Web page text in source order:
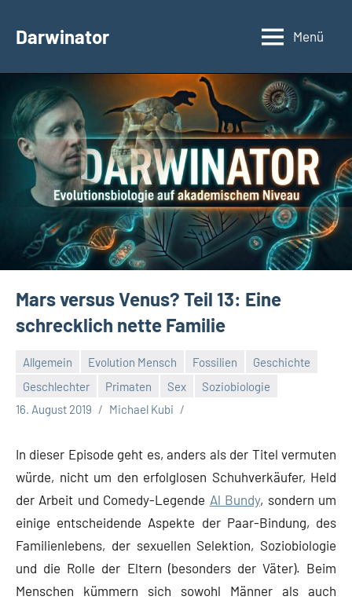
InhaltDarwinator
Evolutionsbiologie
Menü
Mars versus Venus? Teil 13: Eine
schrecklich nette Familie
Allgemein Evolution Mensch Fossilien
Geschichte
Geschlechter
Primaten Sex
Soziobiologie
16. August 2019
Michael Kubi
In dieser Episode geht es, anders als der Titel vermuten
würde, nicht um den erfolglosen Schuhverkäufer, Held
der Arbeit und Comedy-Legende Al Bundy, sondern um
einige entscheidende Aspekte der Paar-Bindung, des
Familienlebens, der sexuellen Selektion, Soziobiologie
und die Rolle der Eltern (besonders der Väter). Beim
Menschen kümmern sich sowohl Männer als auch